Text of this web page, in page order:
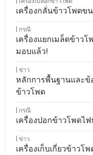
เครื่องกลั่นข้าวโพด
กรณี
เครื่องแยกเมล็ดข้าว
มอบแล้ว!
ข่าว
หลักการพื้นฐานและข้
ข้าวโพด
กรณี
เครื่องปอกข้าวโพดไ
ข่าว
เครื่องเก็บเกี่ยวข้าว